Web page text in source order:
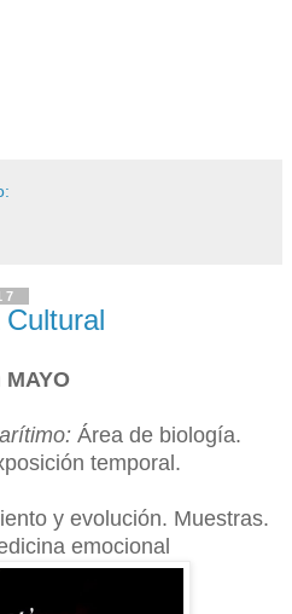
MAYO
Área de biología.
temporal.
y evolución. Muestras.
emocional